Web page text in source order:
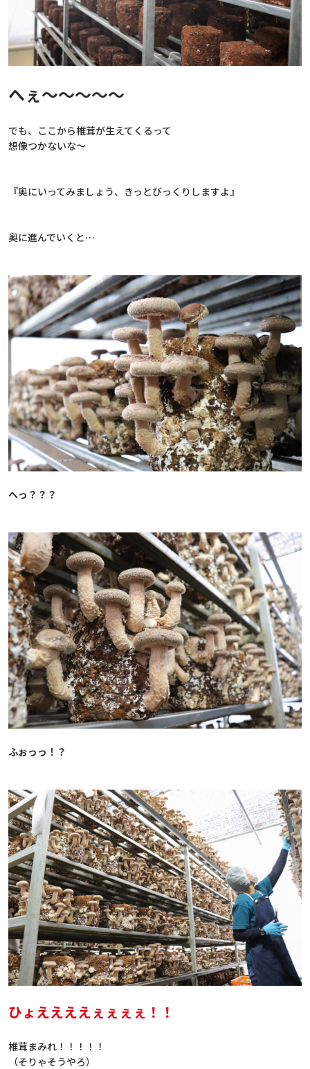
へぇ～～～～～
でも、ここから椎茸が生えてくるって
想像つかないな～
『奥にいってみましょう、きっとびっくりしますよ』
奥に進んでいくと…
へっ？？？
ふぉっっ ！？
ひょええええぇぇぇぇ！！
椎茸まみれ！！！！！
（そりゃそうやろ）